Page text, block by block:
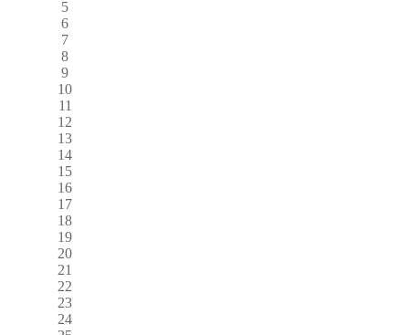
5
6
7
8
9
10
11
12
13
14
15
16
17
18
19
20
21
22
23
24